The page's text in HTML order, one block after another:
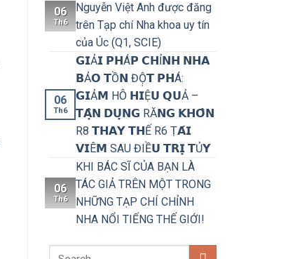
06
Th6
Nguyễn Việt Anh được đăng
trên Tạp chí Nha khoa uy tín
của Úc (Q1, SCIE)
06
Th6
𝗚𝗜Ả𝗜 𝗣𝗛Á𝗣 𝗖𝗛Ỉ𝗡𝗛 𝗡𝗛𝗔
𝗕Ả𝗢 𝗧Ồ𝗡 ĐỘ̣𝗧 𝗣𝗛Á:
𝗚𝗜Ả𝗠 HÔ 𝗛𝗜Ệ𝗨 𝗤𝗨Ả –
𝗧𝗔̣̂𝗡 𝗗𝗨̣𝗡𝗚 RĂ𝗡𝗚 𝗞𝗛𝗢̂𝗡
R8 𝗧𝗛𝗔𝗬 𝗧𝗛Ế R6 Ṭ𝗔́𝗜
𝗩𝗜Ê𝗠 SAU ĐIỀ𝗨 𝗧𝗥𝗜̣ 𝗧Ủ𝗬
06
Th6
KHI BÁC SĨ CỦA BẠN LÀ
TÁC GIẢ TRÊN MỘT TRONG
NHỮNG TẠP CHÍ CHỈNH
NHA NỔI TIẾNG THẾ GIỚI!